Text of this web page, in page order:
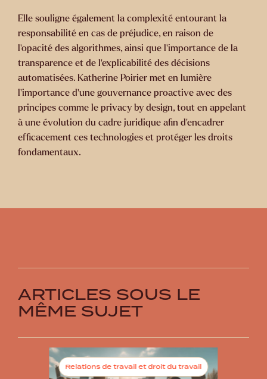
Elle souligne également la complexité entourant la
responsabilité en cas de préjudice, en raison de
l’opacité des algorithmes, ainsi que l’importance de la
transparence et de l’explicabilité des décisions
automatisées. Katherine Poirier met en lumière
l'importance d’une gouvernance proactive avec des
principes comme le privacy by design, tout en appelant
à une évolution du cadre juridique afin d’encadrer
efficacement ces technologies et protéger les droits
fondamentaux.
ARTICLES SOUS LE
MÊME SUJET
Relations de travail et droit du travail